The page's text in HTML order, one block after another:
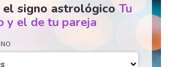
el signo astrológico Tu
y el de tu pareja